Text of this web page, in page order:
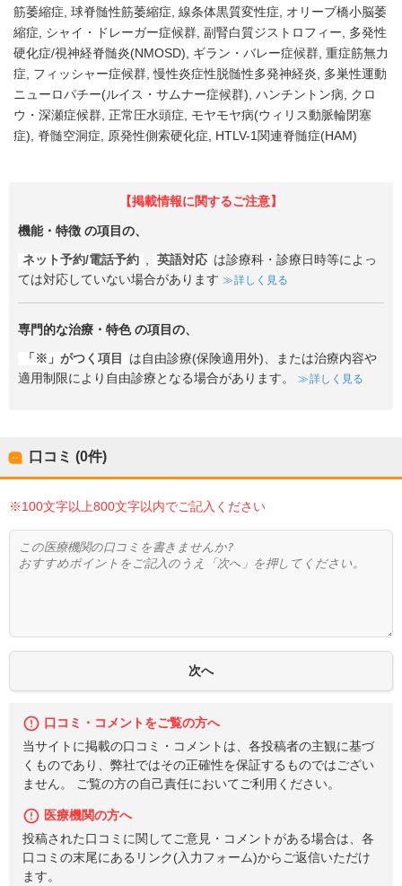
筋萎縮症 球脊髄性筋萎縮症 線条体黒質変性症
オリーブ橋小脳萎
縮症
シャイ・ドレーガー症候群 副腎白質ジストロフィー
多発性
硬化症/視神経脊髄炎(NMOSD)
ギラン・バレー症候群 重症筋無力
症
フィッシャー症候群 慢性炎症性脱髄性多発神経炎
多巣性運動
ニューロパチー(ルイス・サムナー症候群) ハンチントン病
クロ
ウ・深瀬症候群 正常圧水頭症
モヤモヤ病(ウィリス動脈輪閉塞
症)
脊髄空洞症 原発性側索硬化症 HTLV-1関連脊髄症(HAM)
【掲載情報に関するご注意】
機能・特徴 の項目の、
ネット予約/電話予約 , 英語対応 は診療科・診療日時等によっ
ては対応していない場合があります
詳しく見る
専門的な治療・特色の項目の、
「※」がつく項目
は自由診療(保険適用外)、または治療内容や
適用制限により自由診療となる場合があります。
詳しく見る
口コミ (0件)
※100文字以上800文字以内でご記入ください
口コミ・コメントをご覧の方へ
当サイトに掲載の口コミ・コメントは、各投稿者の主観に基づ
くものであり、弊社ではその正確性を保証するものではござい
ません。 ご覧の方の自己責任においてご利用ください。
医療機関の方へ
投稿された口コミに関してご意見・コメントがある場合は、各
口コミの末尾にあるリンク(入力フォーム)からご返信いただけ
ます。